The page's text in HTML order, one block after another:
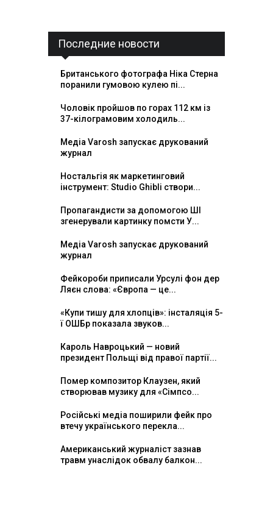
Последние новости
Британського фотографа Ніка Стерна
поранили гумовою кулею пі...
Чоловік пройшов по горах 112 км із
37-кілограмовим холодиль...
Медіа Varosh запускає друкований
журнал
Ностальгія як маркетинговий
інструмент: Studio Ghibli створи...
Пропагандисти за допомогою ШІ
згенерували картинку помсти У...
Медіа Varosh запускає друкований
журнал
Фейкороби приписали Урсулі фон дер
Ляєн слова: «Європа — це...
«Купи тишу для хлопців»: інсталяція 5-
ї ОШБр показала звуков...
Кароль Навроцький — новий
президент Польщі від правої партії...
Помер композитор Клаузен, який
створював музику для «Сімпсо...
Російські медіа поширили фейк про
втечу українського перекла...
Американський журналіст зазнав
травм унаслідок обвалу балкон...